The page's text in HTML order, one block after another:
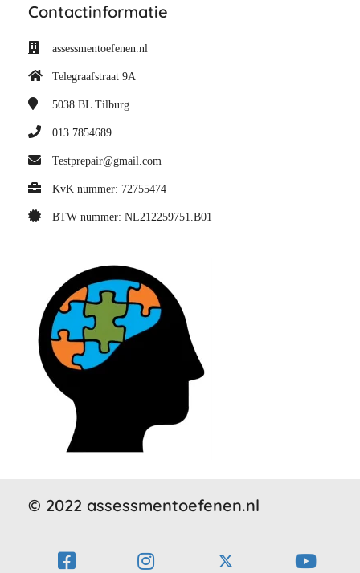
Contactinformatie
assessmentoefenen.nl
Telegraafstraat 9A
5038 BL Tilburg
013 7854689
Testprepair@gmail.com
KvK nummer: 72755474
BTW nummer: NL212259751.B01
© 2022 assessmentoefenen.nl